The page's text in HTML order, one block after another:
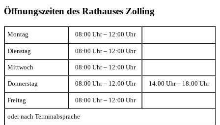
Öffnungszeiten des Rathauses Zolling
Montag 08:00 Uhr – 12:00 Uhr
Dienstag 08:00 Uhr – 12:00 Uhr
Mittwoch 08:00 Uhr – 12:00 Uhr
Donnerstag 08:00 Uhr – 12:00 Uhr 14:00 Uhr – 18:00 Uhr
Freitag 08:00 Uhr – 12:00 Uhr
oder nach Terminabsprache